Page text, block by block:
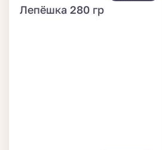
Лепёшка 280 гр